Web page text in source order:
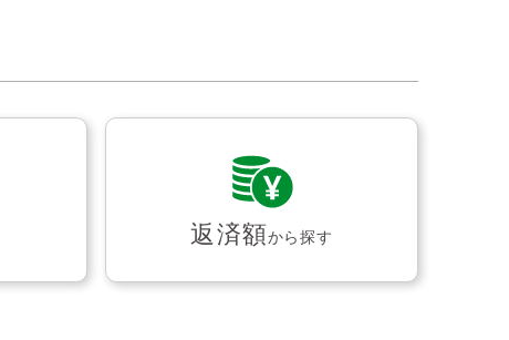
返済額から探す